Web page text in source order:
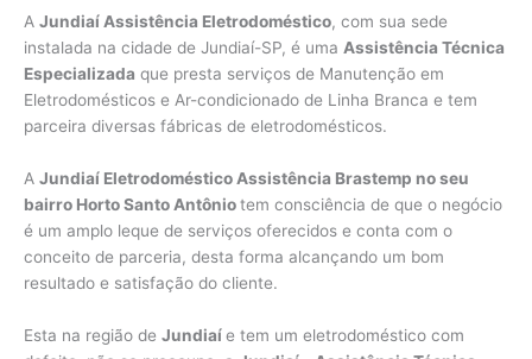
A Jundiaí Assistência Eletrodoméstico, com sua sede
instalada na cidade de Jundiaí-SP, é uma Assistência Técnica
Especializada que presta serviços de Manutenção em
Eletrodomésticos e Ar-condicionado de Linha Branca e tem
parceira diversas fábricas de eletrodomésticos.
A Jundiaí Eletrodoméstico Assistência Brastemp no seu
bairro Horto Santo Antôniotem consciência de que o negócio
é um amplo leque de serviços oferecidos e conta com o
conceito de parceria, desta forma alcançando um bom
resultado e satisfação do cliente.
Esta na região de Jundiaíe tem um eletrodoméstico com